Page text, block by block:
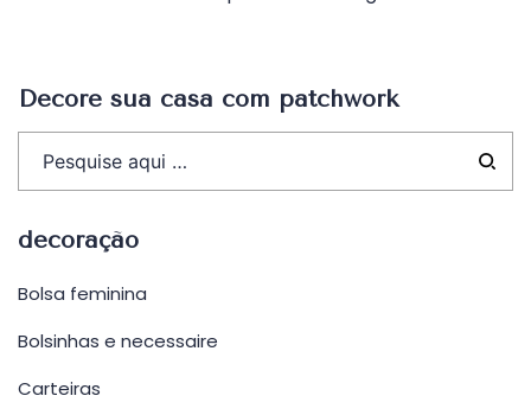
Decore sua casa com patchwork
decoração
Bolsa feminina
Bolsinhas e necessaire
Carteiras